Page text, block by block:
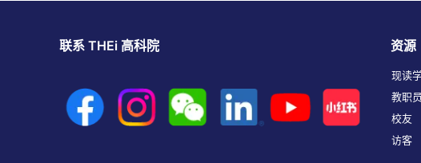
联系 THEi 高科院 资源
现读
教职
校友
访客